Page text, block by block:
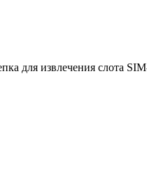
для извлечения слота